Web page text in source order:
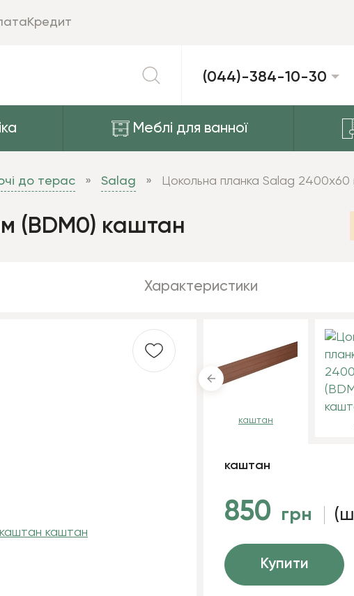
(044)-384-10-30
Меблі для ванної
Кредит
до терас Salag Цокольна планка Salag
(BDM0) каштан
Характеристики
каштан
каштан
850 грн
Купити